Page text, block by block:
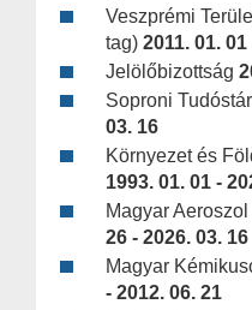
Veszprémi
tag) 2011. 01.
Jelölőbizottság
Soproni
03. 16
Környezet és
1993. 01. 01 -
Magyar
26 - 2026. 03. 16
Magyar
- 2012. 06. 21